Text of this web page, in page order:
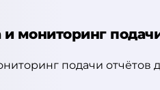
и мониторинг